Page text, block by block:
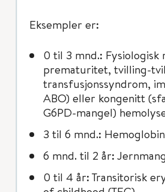
Eksempler er:
0 til 3 mnd.: Fysiologisk
prematuritet, tvilling-
transfusjonssyndrom,
ABO) eller kongenitt
G6PD-mangel)
3 til 6 mnd.:
6 mnd. til 2 år:
0 til 4 år: Transitorisk